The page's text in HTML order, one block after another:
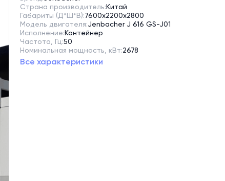
Страна производитель: Китай
Габариты (Д*Ш*В):7600x2200x2800
Модель двигателя:Jenbacher J 616 GS-J01
Исполнение: Контейнер
Частота, Гц:50
Номинальная мощность, кВт:2678
Все характеристики